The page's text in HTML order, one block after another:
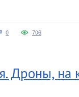
0 706
Дроны, на